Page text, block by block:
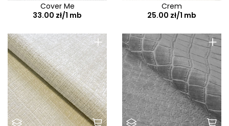
Cover Me
33.00 zł/1 mb
Crem
25.00 zł/1 mb
+ +